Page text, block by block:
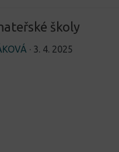
školy
· 3. 4. 2025